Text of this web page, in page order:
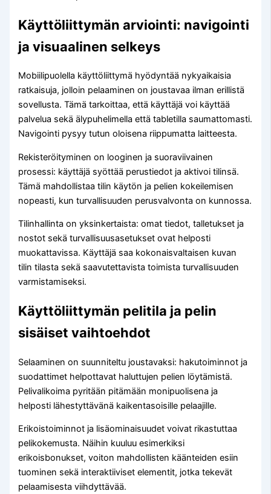
Käyttöliittymän arviointi: navigointi
ja visuaalinen selkeys
Mobiilipuolella käyttöliittymä hyödyntää nykyaikaisia
ratkaisuja, jolloin pelaaminen on joustavaa ilman erillistä
sovellusta. Tämä tarkoittaa, että käyttäjä voi käyttää
palvelua sekä älypuhelimella että tabletilla saumattomasti.
Navigointi pysyy tutun oloisena riippumatta laitteesta.
Rekisteröityminen on looginen ja suoraviivainen
prosessi: käyttäjä syöttää perustiedot ja aktivoi tilinsä.
Tämä mahdollistaa tilin käytön ja pelien kokeilemisen
nopeasti, kun turvallisuuden perusvalvonta on kunnossa.
Tilinhallinta on yksinkertaista: omat tiedot, talletukset ja
nostot sekä turvallisuusasetukset ovat helposti
muokattavissa. Käyttäjä saa kokonaisvaltaisen kuvan
tilin tilasta sekä saavutettavista toimista turvallisuuden
varmistamiseksi.
Käyttöliittymän pelitila ja pelin
sisäiset vaihtoehdot
Selaaminen on suunniteltu joustavaksi: hakutoiminnot ja
suodattimet helpottavat haluttujen pelien löytämistä.
Pelivalikoima pyritään pitämään monipuolisena ja
helposti lähestyttävänä kaikentasoisille pelaajille.
Erikoistoiminnot ja lisäominaisuudet voivat rikastuttaa
pelikokemusta. Näihin kuuluu esimerkiksi
erikoisbonukset, voiton mahdollisten käänteiden esiin
tuominen sekä interaktiiviset elementit, jotka tekevät
pelaamisesta viihdyttävää.